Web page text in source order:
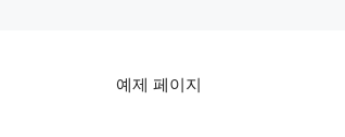
예제 페이지